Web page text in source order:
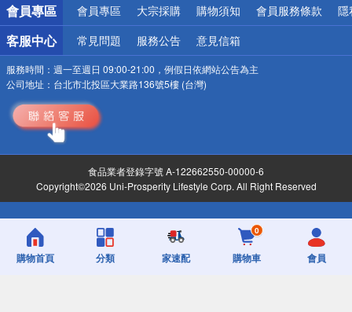
會員專區 會員專區 大宗採購 購物須知 會員服務條款 隱
客服中心 常見問題 服務公告 意見信箱
服務時間： 週一至週日 09:00-21:00，例假日依網站公告為主
公司地址： 台北市北投區大業路136號5樓 (台灣)
食品業者登錄字號 A-122662550-00000-6
Copyright©2026 Uni-Prosperity Lifestyle Corp. All Right Reserved
購物首頁 分類 家速配
0
購物車 會員